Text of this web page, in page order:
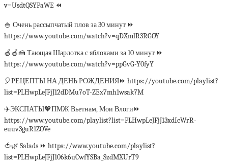
v=UsdtQSYPaWE ⏪
🍚 Очень рассыпчатый плов за 30 минут ⏩
https://www.youtube.com/watch?v=qDXmlR3RGOY
🍏🍎🍰 Тающая Шарлотка с яблоками за 10 минут ⏩
https://www.youtube.com/watch?v=ppGvG-Y0fyY
🎈РЕЦЕПТЫ НА ДЕНЬ РОЖДЕНИЯ⏩ https://youtube.com/playlist?
list=PLHwpLeJFjJ12dDMu7oT-ZEx7mh1wsak7M
✈️ЭКСПАТЫ💖ПМЖ Вьетнам, Мои Влоги⏩
https://www.youtube.com/playlist?list=PLHwpLeJFjJ13xdIcWrR-
euuv3guR1ZOVe
🍅🌿 Salads ⏩ https://www.youtube.com/playlist?
list=PLHwpLeJFjJ106k6uCwfYSBa_SzdMXUrT9